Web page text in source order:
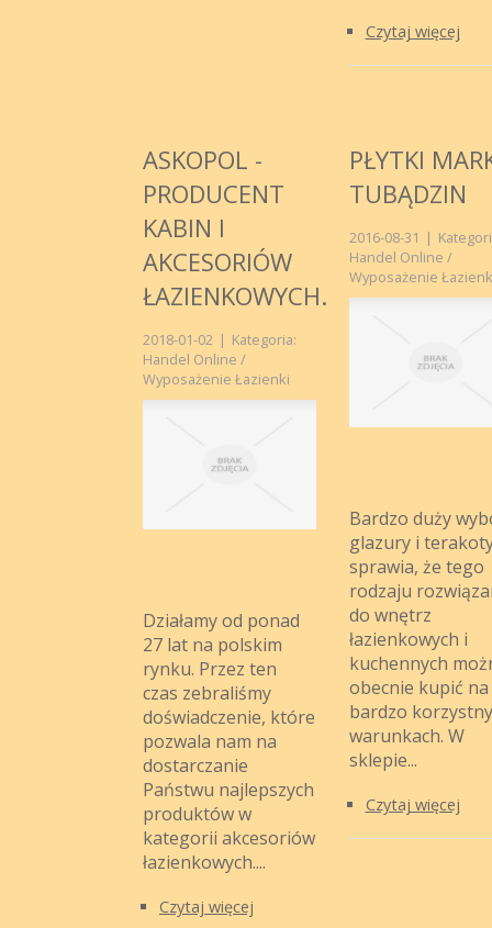
Czytaj więcej
ASKOPOL -
PRODUCENT
KABIN I
AKCESORIÓW
ŁAZIENKOWYCH.
2018-01-02 | Kategoria:
Handel Online /
Wyposażenie Łazienki
Działamy od ponad
27 lat na polskim
rynku. Przez ten
czas zebraliśmy
doświadczenie, które
pozwala nam na
dostarczanie
Państwu najlepszych
produktów w
kategorii akcesoriów
łazienkowych....
Czytaj więcej
PŁYTKI
TUBĄDZIN
2016-08-31 |
Handel Online /
Wyposażenie
Bardzo duży
glazury i
sprawia, że tego
rodzaju
do wnętrz
łazienkowych i
kuchennych
obecnie kupić na
bardzo
warunkach. W
sklepie...
Czytaj więcej